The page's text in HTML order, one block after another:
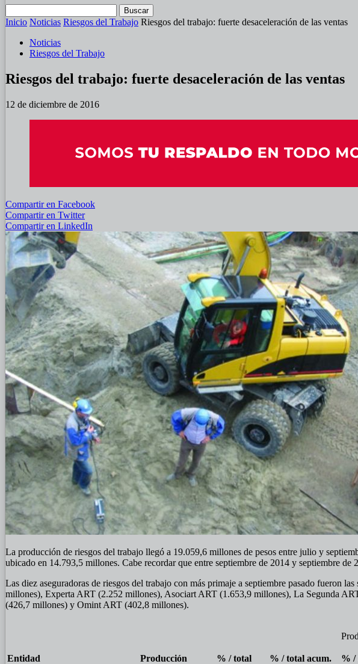
Inicio Noticias Riesgos del Trabajo Riesgos del trabajo: fuerte desaceleración de las ventas
Noticias
Riesgos del Trabajo
Riesgos del trabajo: fuerte desaceleración de las ventas
12 de diciembre de 2016
Compartir en Facebook
Compartir en Twitter
Compartir en LinkedIn
La producción de riesgos del trabajo llegó a 19.059,6 millones de pesos entre julio y
ubicado en 14.793,5 millones. Cabe recordar que entre septiembre de 2014 y septiembre de
Las diez aseguradoras de riesgos del trabajo con más primaje a septiembre pasado
millones), Experta ART (2.252 millones), Asociart ART (1.653,9 millones), La Segunda
(426,7 millones) y Omint ART (402,8 millones).
Entidad Producción % / total % / total acum.
% /